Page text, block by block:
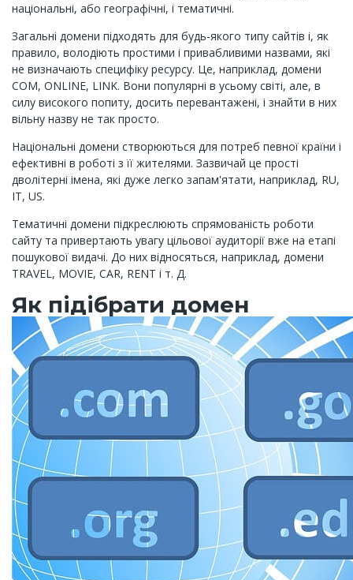
національні, або географічні, і тематичні.
Загальні домени підходять для будь-якого типу сайтів і, як
правило, володіють простими і привабливими назвами, які
не визначають специфіку ресурсу. Це, наприклад, домени
COM, ONLINE, LINK. Вони популярні в усьому світі, але, в
силу високого попиту, досить перевантажені, і знайти в них
вільну назву не так просто.
Національні домени створюються для потреб певної країни і
ефективні в роботі з її жителями. Зазвичай це прості
дволітерні імена, які дуже легко запам'ятати, наприклад, RU,
IT, US.
Тематичні домени підкреслюють спрямованість роботи
сайту та привертають увагу цільової аудиторії вже на етапі
пошукової видачі. До них відносяться, наприклад, домени
TRAVEL, MOVIE, CAR, RENT і т. Д.
Як підібрати домен